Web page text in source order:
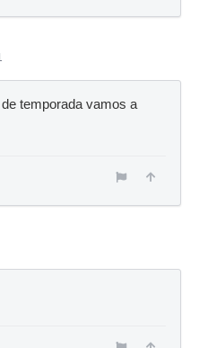
temporada vamos a